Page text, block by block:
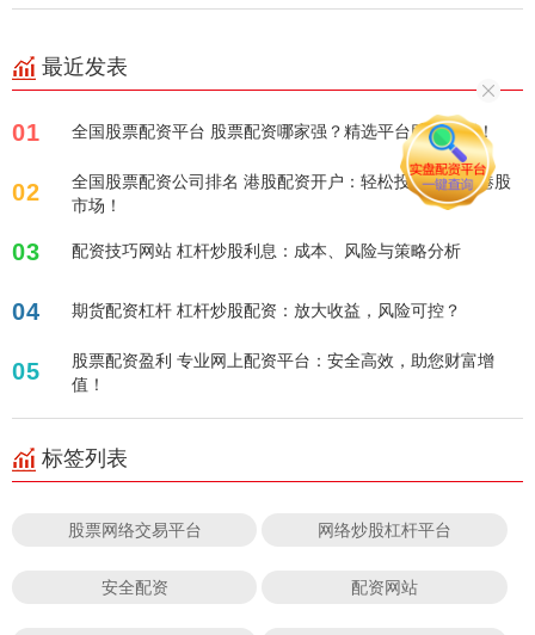
最近发表
01 全国股票配资平台 股票配资哪家强？精选平台助您盈利！
02
全国股票配资公司排名 港股配资开户：轻松投资，掘金港股
市场！
03 配资技巧网站 杠杆炒股利息：成本、风险与策略分析
04 期货配资杠杆 杠杆炒股配资：放大收益，风险可控？
05
股票配资盈利 专业网上配资平台：安全高效，助您财富增
值！
标签列表
股票网络交易平台 网络炒股杠杆平台
安全配资 配资网站